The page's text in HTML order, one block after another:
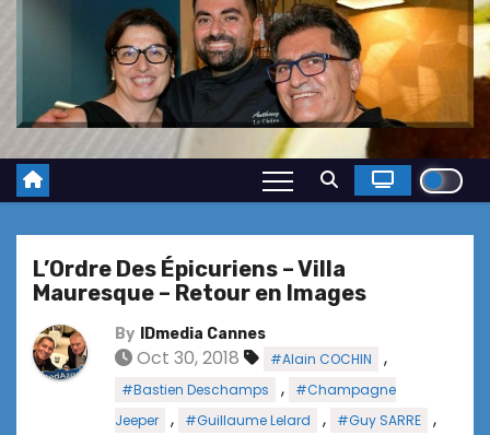
L’Ordre Des Épicuriens – Villa
Mauresque – Retour en Images
By IDmedia Cannes
Oct 30, 2018 #Alain COCHIN ,
#Bastien Deschamps ,
#Champagne
Jeeper
, #Guillaume Lelard , #Guy SARRE ,